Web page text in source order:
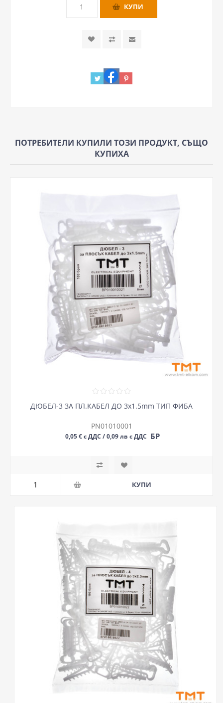
ПОТРЕБИТЕЛИ КУПИЛИ ТОЗИ ПРОДУКТ, СЪЩО
КУПИХА
ДЮБЕЛ-3 ЗА ПЛ.КАБЕЛ ДО 3х1.5mm ТИП ФИБА
PN01010001
0,05 € с ДДС / 0,09 лв с ДДС БР